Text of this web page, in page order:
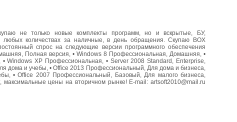
не только новые комплекты программ, но и вскрытые, БУ,
количествах за наличные, в день обращения. Скупаю BOX
спрос на следующие версии программного обеспечения
Полная версия, • Windows 8 Профессиональная, Домашняя, •
XP Профессиональная, • Server 2008 Standard, Enterprise,
дома и учебы, • Office 2013 Профессиональный, Для дома и бизнеса,
• Office 2007 Профессиональный, Базовый, Для малого бизнеса,
цены на вторичном рынке! E-mail: artsoft2010@mail.ru